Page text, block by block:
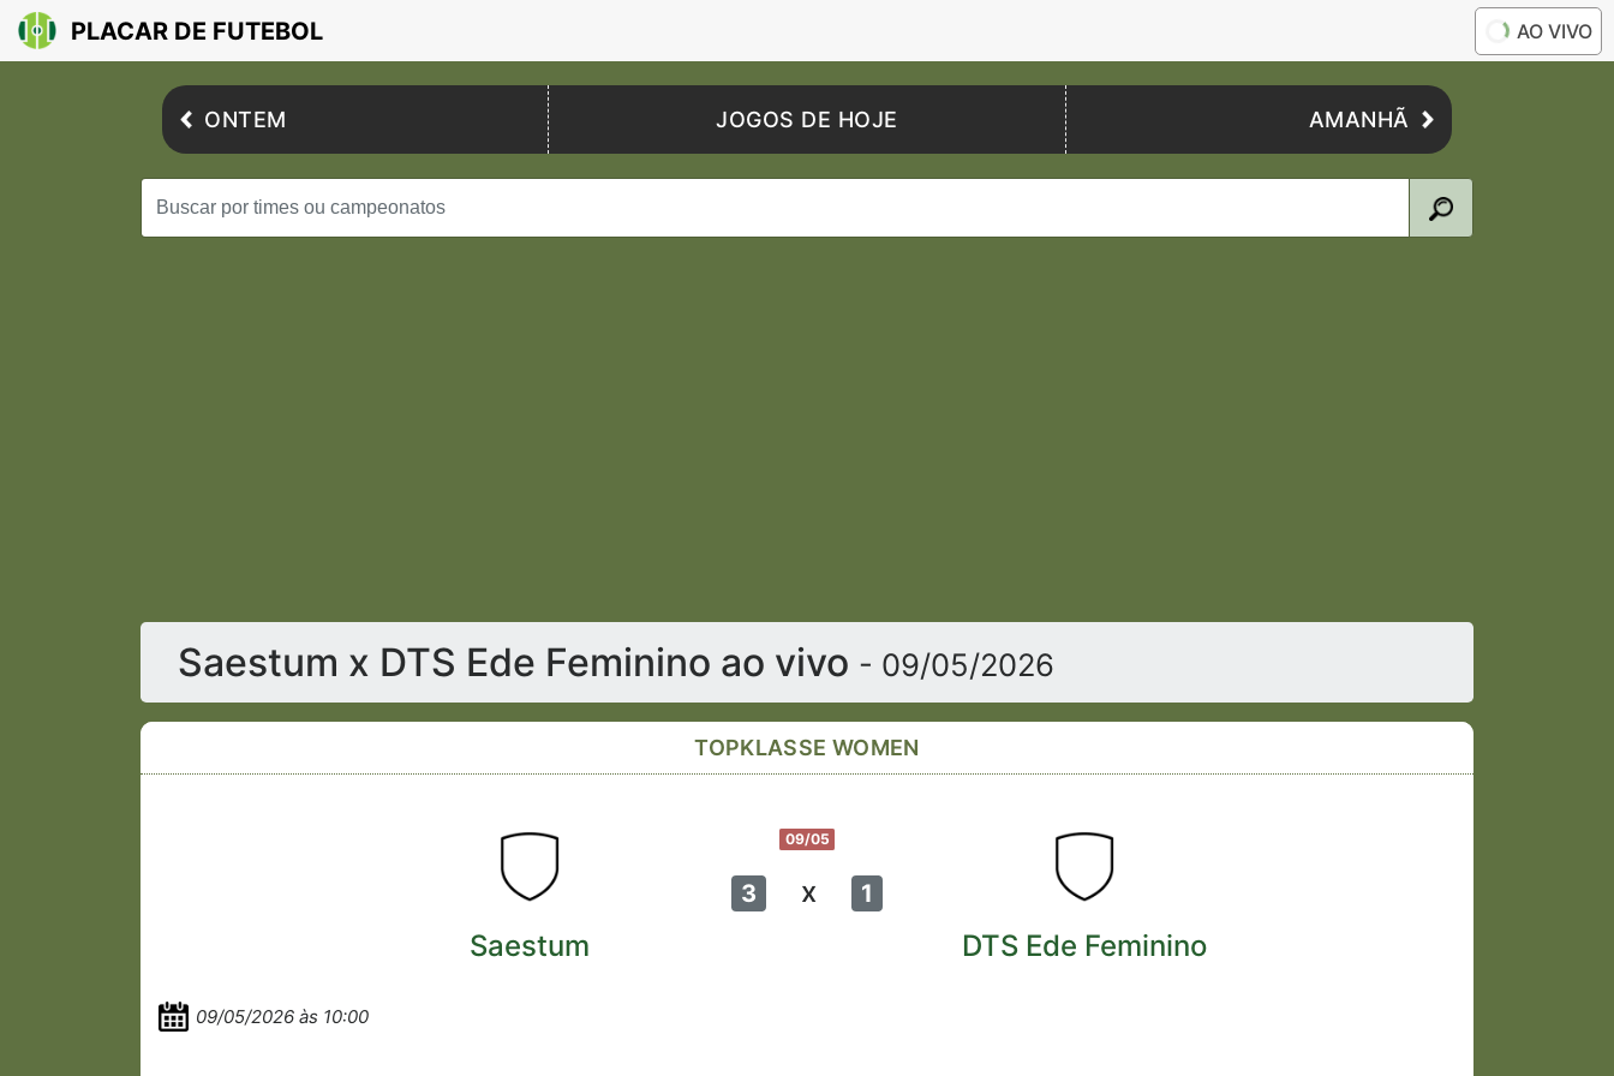
PLACAR DE FUTEBOL AO VIVO
ONTEM JOGOS DE HOJE AMANHÃ
Saestum x DTS Ede Feminino ao vivo - 09/05/2026
TOPKLASSE WOMEN
09/05
3 x 1
Saestum DTS Ede Feminino
09/05/2026 às 10:00